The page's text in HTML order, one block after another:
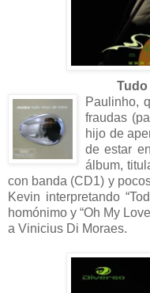
Paulinho,
fraudas
hijo de
de estar
álbum,
con banda (CD1) y
Kevin interpretando
homónimo y “Oh My
a Vinicius Di Moraes.